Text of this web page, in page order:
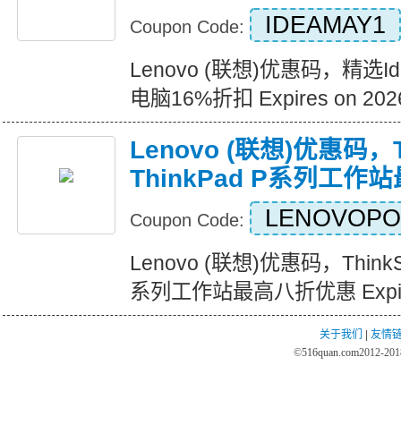
Coupon Code: IDEAMAY1
Lenovo (联想)优惠码，精选
电脑16%折扣 Expires on
Lenovo (联想)优惠码
ThinkPad P系列工作站
Coupon Code:
Lenovo (联想)优惠码，
系列工作站最高八折优惠
关于我们
友情
©516quan.com2012-